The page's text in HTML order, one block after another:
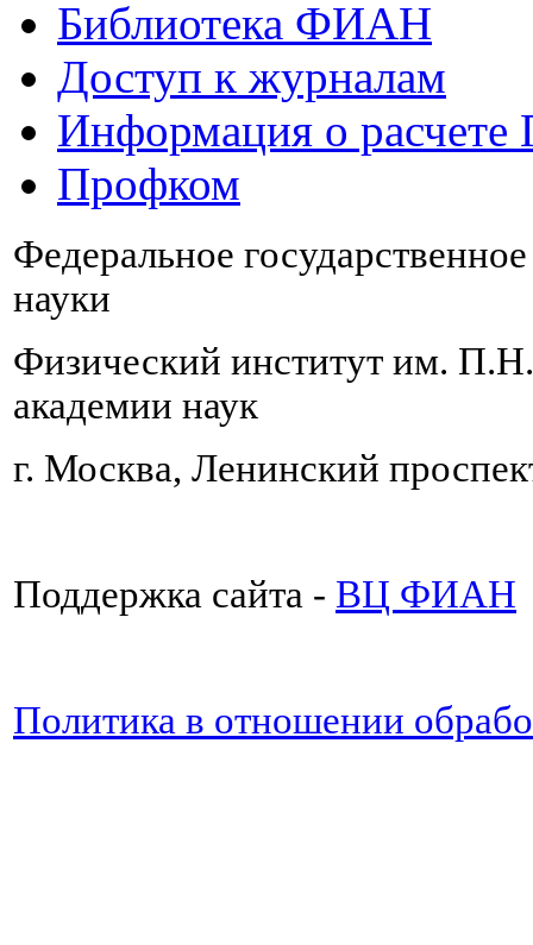
Библиотека ФИАН
Доступ к журналам
Информация о
Профком
Федеральное
науки
Физический институт им.
академии наук
г. Москва, Ленинский
Поддержка сайта - ВЦ ФИАН
Политика в отношении